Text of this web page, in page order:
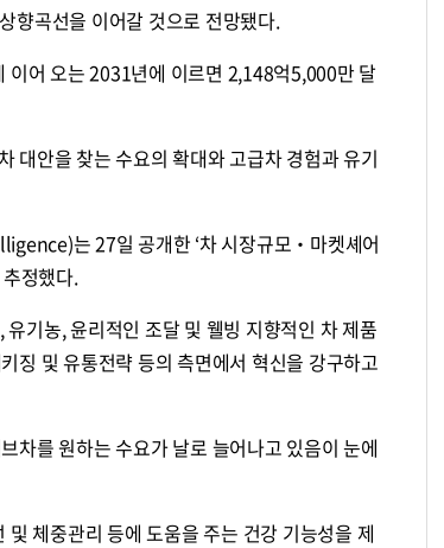
향곡선을 이어갈 것으로 전망됐다.
어 오는 2031년에 이르면 2,148억5,000만 달
대안을 찾는 수요의 확대와 고급차 경험과 유기
는 27일 공개한 ‘차 시장규모‧마켓셰어
정했다.
기농, 윤리적인 조달 및 웰빙 지향적인 차 제품
징 및 유통전략 등의 측면에서 혁신을 강구하고
차를 원하는 수요가 날로 늘어나고 있음이 눈에
체중관리 등에 도움을 주는 건강 기능성을 제